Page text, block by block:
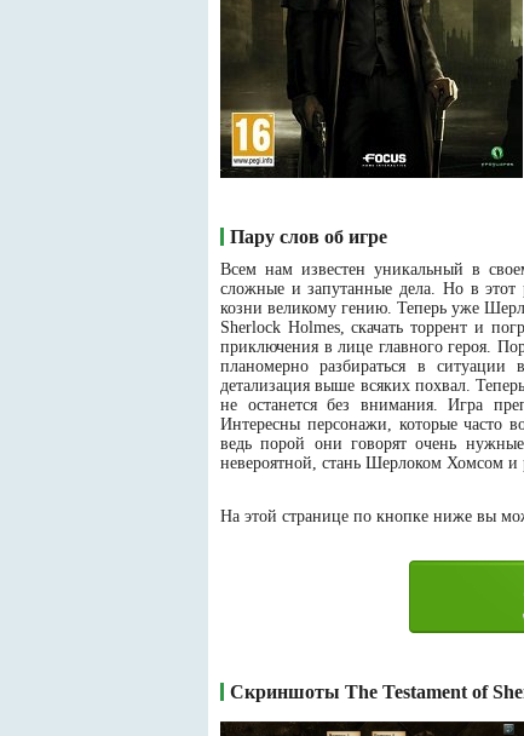
Пару слов об игре
Всем нам известен уникальный в
сложные и запутанные дела. Но в этот
козни великому гению. Теперь уже
Sherlock Holmes, скачать торрент и
приключения в лице главного героя.
планомерно разбираться в ситуации
детализация выше всяких похвал.
не останется без внимания. Игра
Интересны персонажи, которые часто
ведь порой они говорят очень
невероятной, стань Шерлоком Хомсом и
На этой странице по кнопке ниже вы
Скриншоты The Testament of